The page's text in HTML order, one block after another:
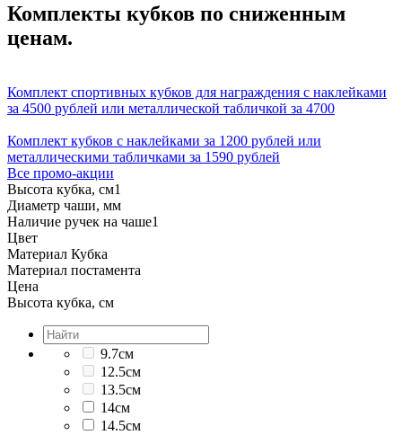
Комплекты кубков по сниженным
ценам.
Комплект спортивных кубков для награждения с наклейками
за 4500 рублей или металлической табличкой за 4700
Комплект кубков с наклейками за 1200 рублей или
металлическими табличками за 1590 рублей
Все промо-акции
Высота кубка, см1
Диаметр чаши, мм
Наличие ручек на чаше1
Цвет
Материал Кубка
Материал постамента
Цена
Высота кубка, см
9.7см
12.5см
13.5см
14см
14.5см